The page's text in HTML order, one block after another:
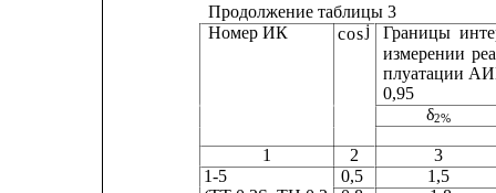
Продолжение таблицы 3
Номер ИК
cosj Границы
измерении
плуатации
0,95
δ2%
1 2
3
1-5
0,5